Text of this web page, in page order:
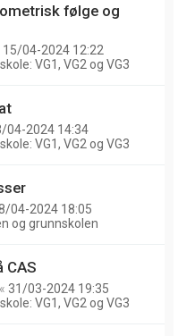
følge og
15/04-2024 12:22
VG1, VG2 og VG3
04-2024 14:34
VG1, VG2 og VG3
04-2024 18:05
og grunnskolen
CAS
« 31/03-2024 19:35
VG1, VG2 og VG3